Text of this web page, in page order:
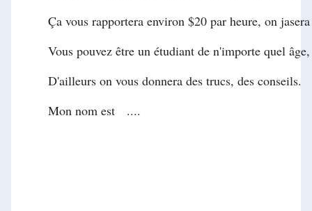
Ça vous rapportera environ $20 par heure, on
Vous pouvez être un étudiant de n'importe quel
D'ailleurs on vous donnera des trucs, des conseils.
Mon nom est ....